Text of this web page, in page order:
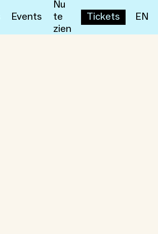
Events
Nu
te
zien
Tickets EN